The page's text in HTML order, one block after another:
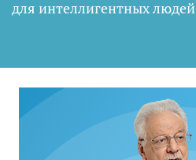
для интеллигентных людей